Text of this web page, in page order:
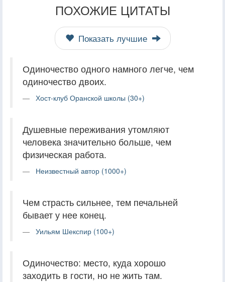
ПОХОЖИЕ ЦИТАТЫ
Показать лучшие
Одиночество одного намного легче, чем
одиночество двоих.
Хост-клуб Оранской школы (30+)
Душевные переживания утомляют
человека значительно больше, чем
физическая работа.
Неизвестный автор (1000+)
Чем страсть сильнее, тем печальней
бывает у нее конец.
Уильям Шекспир (100+)
Одиночество: место, куда хорошо
заходить в гости, но не жить там.